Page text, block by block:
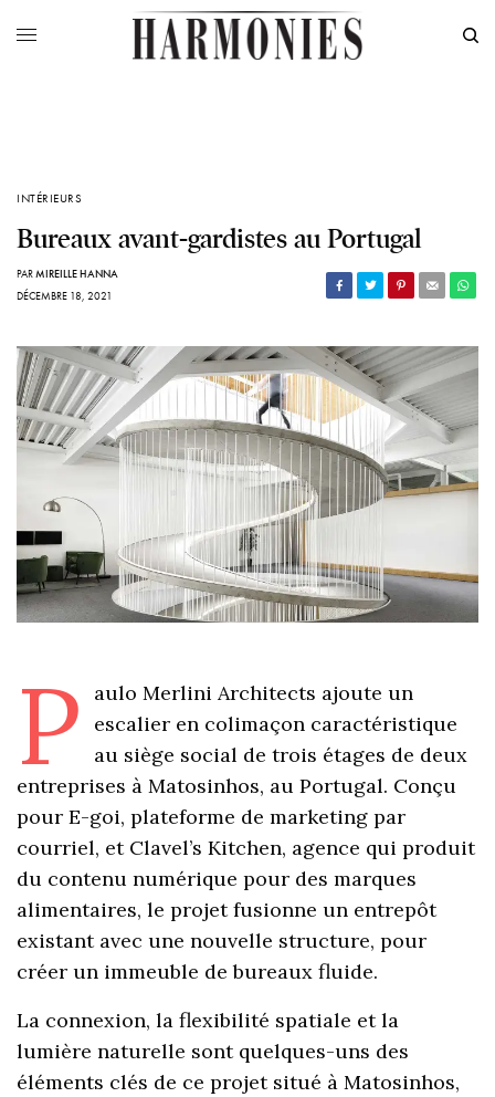
INTÉRIEURS
Bureaux avant-gardistes au Portugal
PARMIREILLE HANNA
DÉCEMBRE 18, 2021
P
aulo Merlini Architects ajoute un
escalier en colimaçon caractéristique
au siège social de trois étages de deux
entreprises à Matosinhos, au Portugal. Conçu
pour E-goi, plateforme de marketing par
courriel, et Clavel’s Kitchen, agence qui produit
du contenu numérique pour des marques
alimentaires, le projet fusionne un entrepôt
existant avec une nouvelle structure, pour
créer un immeuble de bureaux fluide.
La connexion, la flexibilité spatiale et la
lumière naturelle sont quelques-uns des
éléments clés de ce projet situé à Matosinhos,